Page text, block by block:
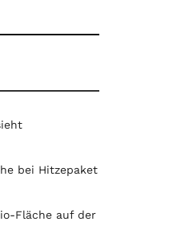
bei Hitzepaket
Fläche auf der